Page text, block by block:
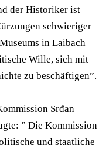
der Historiker ist
schwieriger
in Laibach
Wille, sich mit
zu beschäftigen”.
Srđan
” Die Kommission
und staatliche